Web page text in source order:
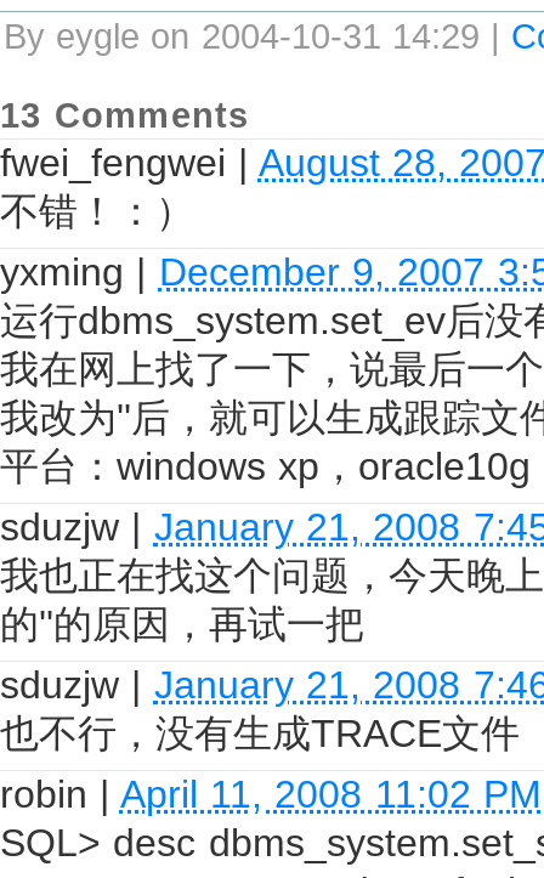
By eygle on 2004-10-31 14:29 |
13 Comments
fwei_fengwei | August 28,
不错！：）
yxming | December 9, 2007
运行dbms_system.set_ev后没
我在网上找了一下，说最后一
我改为''后，就可以生成跟踪文
平台：windows xp，oracle10g
sduzjw | January 21, 2008
我也正在找这个问题，今天晚
的''的原因，再试一把
sduzjw | January 21, 2008
也不行，没有生成TRACE文件
robin | April 11, 2008 11:02 PM
SQL> desc